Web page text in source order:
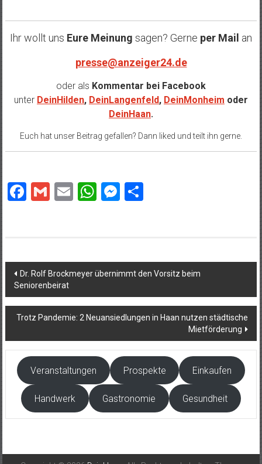
Ihr wollt uns Eure Meinung sagen? Gerne per Mail an
presse@anzeiger24.de
oder als Kommentar bei Facebook
unter DeinHilden, DeinLangenfeld, DeinMonheim oder
DeinHaan.
Euch hat unser Beitrag gefallen? Dann liked und teilt ihn gerne.
Facebook
Gmail
EmailWhatsApp
Messenger
Teilen
Beitragsnavigation
Dr. Rolf Brockmeyer übernimmt den Vorsitz beim
Seniorenbeirat
Trotz Pandemie: 2 Neuansiedlungen in Haan nutzen städtische
Mietförderung
Veranstaltungen Prospekte Einkaufen
Handwerk Gastronomie Gesundheit